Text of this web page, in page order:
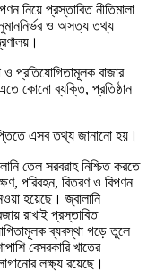
নিয়ে প্রস্তাবিত নীতিমালা
ও অসত্য তথ্য
ও প্রতিযোগিতামূলক বাজার
কোনো ব্যক্তি, প্রতিষ্ঠান
এসব তথ্য জানানো হয়।
তেল সরবরাহ নিশ্চিত করতে
পরিবহন, বিতরণ ও বিপণন
হয়েছে। জ্বালানি
রাখাই প্রস্তাবিত
ব্যবস্থা গড়ে তুলে
বেসরকারি খাতের
লক্ষ্য রয়েছে।